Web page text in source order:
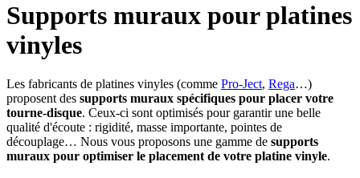
Supports muraux pour platines
vinyles
Les fabricants de platines vinyles (comme Pro-Ject, Rega…)
proposent des supports muraux spécifiques pour placer votre
tourne-disque. Ceux-ci sont optimisés pour garantir une belle
qualité d'écoute : rigidité, masse importante, pointes de
découplage… Nous vous proposons une gamme de supports
muraux pour optimiser le placement de votre platine vinyle.